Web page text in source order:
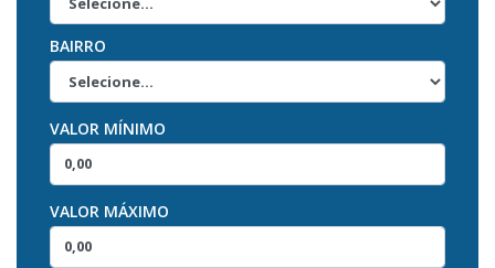
BAIRRO
VALOR MÍNIMO
VALOR MÁXIMO